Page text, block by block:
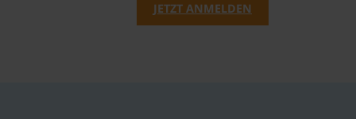
JETZT ANMELDEN